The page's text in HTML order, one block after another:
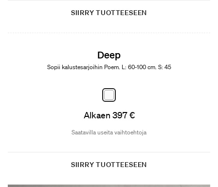
SIIRRY TUOTTEESEEN
Deep
Sopii kalustesarjoihin Poem. L: 60-100 cm. S: 45
Alkaen 397 €
Saatavilla useita vaihtoehtoja
SIIRRY TUOTTEESEEN